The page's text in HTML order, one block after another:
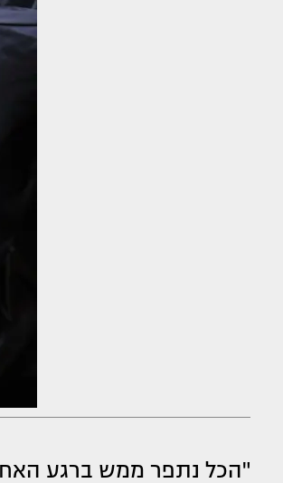
"הכל נתפר ממש ברגע